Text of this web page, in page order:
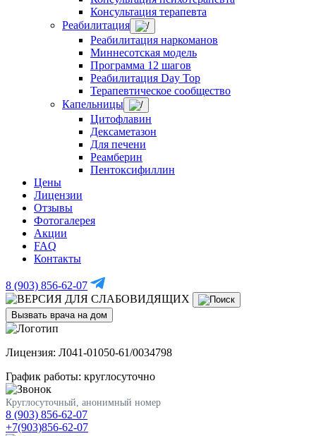
Консультация терапевта
Реабилитация
Реабилитация наркоманов
Миннесотская модель
Программа 12 шагов
Реабилитация Day Top
Терапевтическое сообщество
Капельницы
Цитофлавин
Дексаметазон
Для печени
Реамберин
Пентоксифиллин
Цены
Лицензии
Отзывы
Фотогалерея
Акции
FAQ
Контакты
8 (903) 856-62-07
Вызвать врача на дом
Лицензия: Л041-01050-61/0034798
График работы: круглосуточно
Круглосуточный, анонимный номер
8 (903) 856-62-07
+7(903)856-62-07